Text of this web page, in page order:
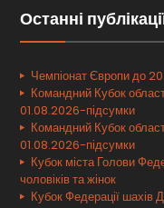
Останні
Чемпіонат Європи до 20
Командний Кубок
01.08.2026-підсумки
Командний Кубок
01.08.2026-підсумки
Кубок міста Голови
чоловіків та жінок
Кубок Федерації шахів